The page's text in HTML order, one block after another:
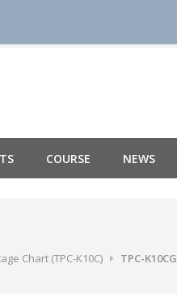
COURSE NEWS
Chart (TPC-K10C) TPC-K10CG